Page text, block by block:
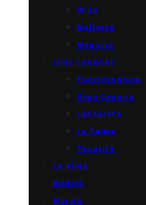
Ibiza
Mallorca
Menorca
Islas Canarias
Fuerteventura
Gran Canaria
Lanzarote
La Palma
Tenerife
La Rioja
Madrid
Murcia